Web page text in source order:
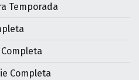
Temporada
Completa